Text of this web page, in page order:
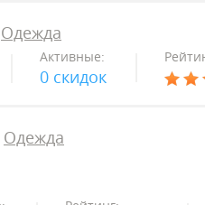
Одежда
Активные:
0 скидок
Одежда